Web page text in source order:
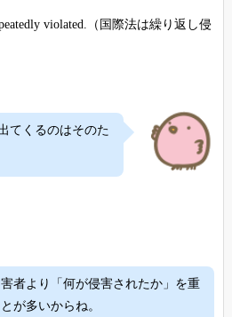
violated.（国際法は繰り返し侵
てくるのはそのた
者より「何が侵害されたか」を重
が多いからね。